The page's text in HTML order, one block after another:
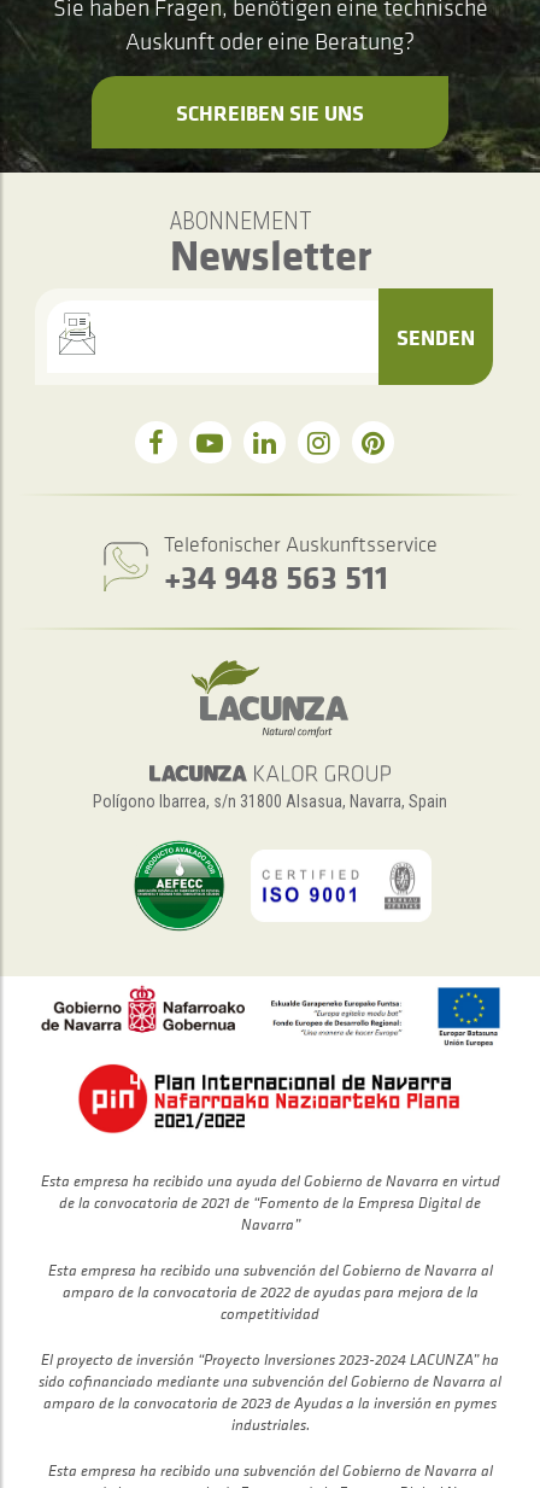
Sie haben Fragen, benötigen eine technische
Auskunft oder eine Beratung?
SCHREIBEN SIE UNS
ABONNEMENT
Newsletter
SENDEN
Telefonischer Auskunftsservice
+34 948 563 511
Polígono Ibarrea, s/n 31800 Alsasua, Navarra, Spain
Esta empresa ha recibido una ayuda del Gobierno de Navarra en virtud
de la convocatoria de 2021 de “Fomento de la Empresa Digital de
Navarra”
Esta empresa ha recibido una subvención del Gobierno de Navarra al
amparo de la convocatoria de 2022 de ayudas para mejora de la
competitividad
El proyecto de inversión “Proyecto Inversiones 2023-2024 LACUNZA” ha
sido cofinanciado mediante una subvención del Gobierno de Navarra al
amparo de la convocatoria de 2023 de Ayudas a la inversión en pymes
industriales.
Esta empresa ha recibido una subvención del Gobierno de Navarra al